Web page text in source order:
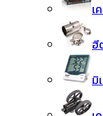
เ
ฮี
มิ